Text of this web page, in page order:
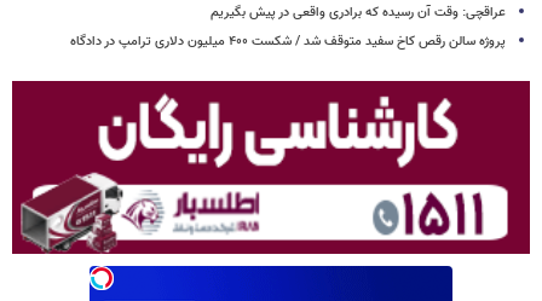
عراقچی: وقت آن رسیده که برادری واقعی در پیش بگیریم
پروژه سالن رقص کاخ سفید متوقف شد / شکست ۴۰۰ میلیون دلاری ترامپ در دادگاه